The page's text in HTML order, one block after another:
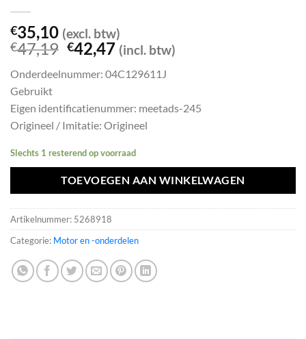
€35,10 (excl. btw)
€47,19 Oorspronkelijke
prijs
was:
€42,47Huidige
prijs
is:
(incl. btw)
Onderdeelnummer: 04C129611J
Gebruikt
Eigen identificatienummer: meetads-245
Origineel / Imitatie: Origineel
Slechts 1 resterend op voorraad
TOEVOEGEN AAN WINKELWAGEN
Artikelnummer: 5268918
Categorie: Motor en -onderdelen